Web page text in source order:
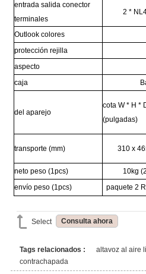
entrada salida conector
terminales
2 *
Outlook colores
protección rejilla
aspecto
caja
del aparejo
cota W * H *
(pulgadas)
transporte (mm) 310 x
neto peso (1pcs) 10kg
envío peso (1pcs) paquete 2
Select Consulta ahora
Tags relacionados :
altavoz al aire
contrachapada